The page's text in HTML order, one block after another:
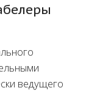
ведущего